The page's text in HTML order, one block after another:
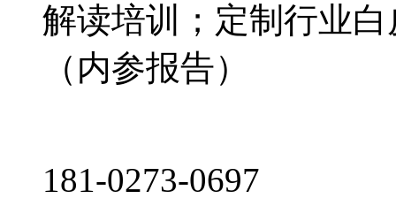
解读培训；定制行业
（内参报告）
181-0273-0697